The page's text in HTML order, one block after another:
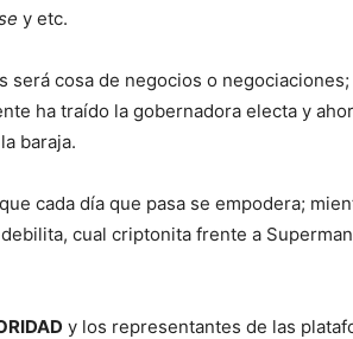
y etc.
será cosa de negocios o
ha traído la gobernadora electa y
baraja.
cada día que pasa se empodera;
cual criptonita frente a
y los representantes de las